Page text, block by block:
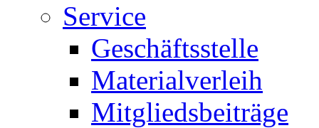
Service
Geschäftsstelle
Materialverleih
Mitgliedsbeiträge